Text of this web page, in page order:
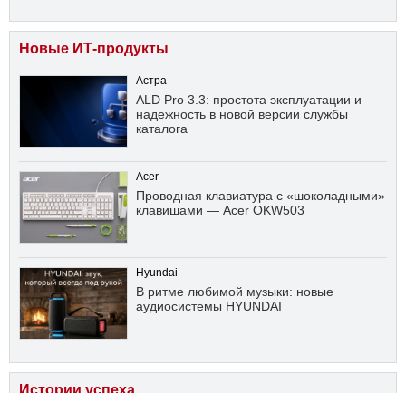
Новые ИТ-продукты
Астра
ALD Pro 3.3: простота эксплуатации и
надежность в новой версии службы
каталога
Acer
Проводная клавиатура с «шоколадными»
клавишами — Acer OKW503
Hyundai
В ритме любимой музыки: новые
аудиосистемы HYUNDAI